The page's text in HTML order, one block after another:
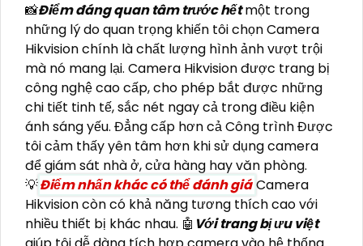
📸Điểm đáng quan tâm trước hếtmột trong
những lý do quan trọng khiến tôi chọn Camera
Hikvision chính là chất lượng hình ảnh vượt trội
mà nó mang lại. Camera Hikvision được trang bị
công nghệ cao cấp, cho phép bắt được những
chi tiết tinh tế, sắc nét ngay cả trong điều kiện
ánh sáng yếu. Đẳng cấp hơn cả Công trình Được
tôi cảm thấy yên tâm hơn khi sử dụng camera
để giám sát nhà ở, cửa hàng hay văn phòng.
💡Điểm nhấn khác có thể đánh giáCamera
Hikvision còn có khả năng tương thích cao với
nhiều thiết bị khác nhau. 🤖️ Với trang bị ưu việt